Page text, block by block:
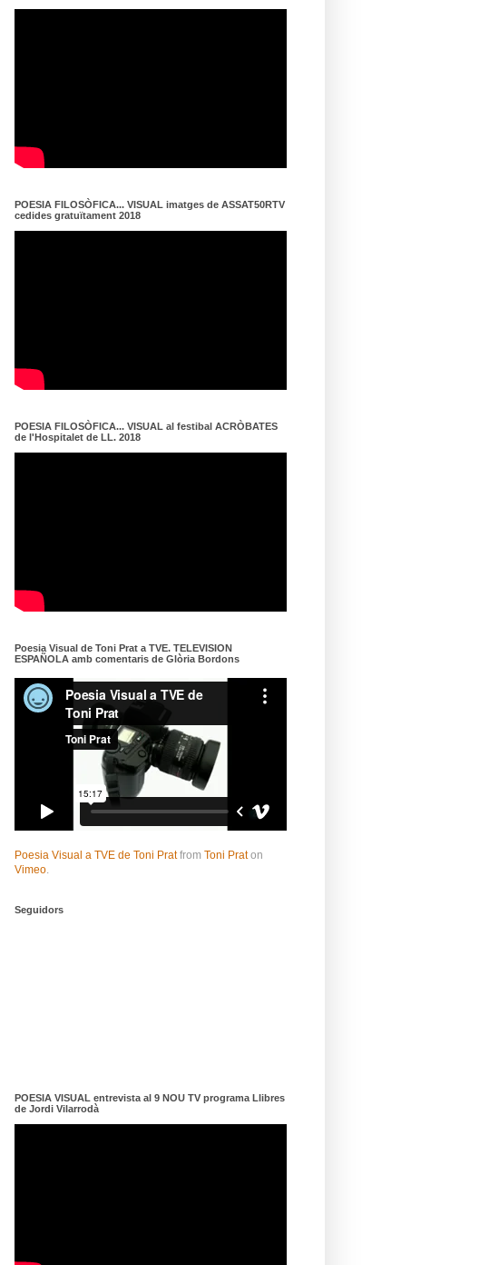
POESIA FILOSÒFICA... VISUAL imatges de ASSAT50RTV
cedides gratuïtament 2018
POESIA FILOSÒFICA... VISUAL al festibal ACRÒBATES
de l'Hospitalet de LL. 2018
Poesia Visual de Toni Prat a TVE. TELEVISION
ESPAÑOLA amb comentaris de Glòria Bordons
Poesia Visual a TVE de Toni Pratfrom Toni Praton
Vimeo.
Seguidors
POESIA VISUAL entrevista al 9 NOU TV programa Llibres
de Jordi Vilarrodà